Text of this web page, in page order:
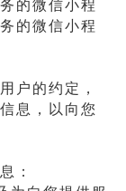
的微信小程
户的约定，
息，以向您
：